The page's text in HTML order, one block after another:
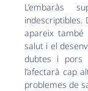
L’embaràs
indescriptibles.
apareix
salut i el
dubtes i
l’afectarà cap
problemes de